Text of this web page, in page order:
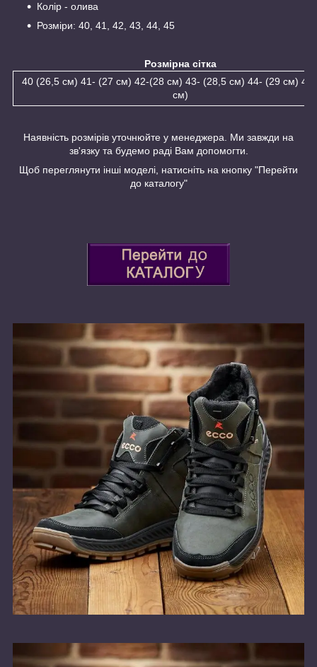
Колір - олива
Розміри: 40, 41, 42, 43, 44, 45
Розмірна сітка
40 (26,5 см) 41- (27 см) 42-(28 см) 43- (28,5 см) 44- (29 см) 45
см)
Наявність розмірів уточнюйте у менеджера. Ми завжди на
зв'язку та будемо раді Вам допомогти.
Щоб переглянути інші моделі, натисніть на кнопку "Перейти
до каталогу"